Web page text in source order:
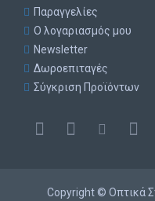
Παραγγελίες
Ο λογαριασμός μου
Newsletter
Δωροεπιταγές
Σύγκριση Προϊόντων
Copyright © Οπτικά